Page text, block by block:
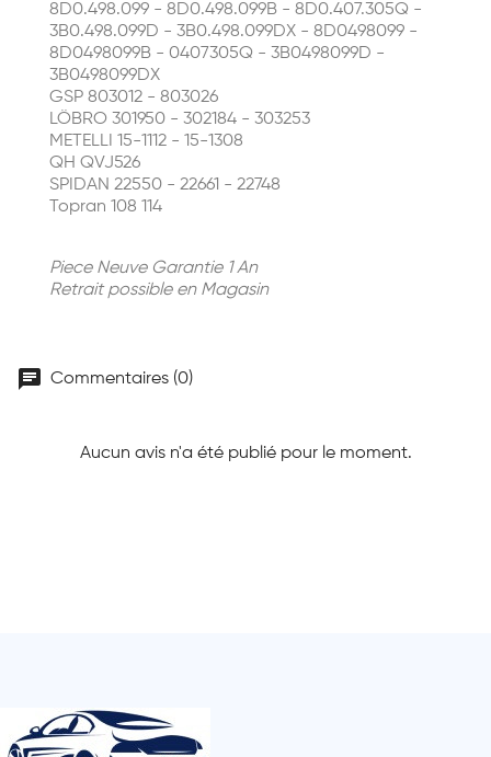
8D0.498.099 - 8D0.498.099B - 8D0.407.305Q -
3B0.498.099D - 3B0.498.099DX - 8D0498099 -
8D0498099B - 0407305Q - 3B0498099D -
3B0498099DX
GSP 803012 - 803026
LÖBRO 301950 - 302184 - 303253
METELLI 15-1112 - 15-1308
QH QVJ526
SPIDAN 22550 - 22661 - 22748
Topran 108 114
Piece Neuve Garantie 1 An
Retrait possible en Magasin
chat Commentaires (0)
Aucun avis n'a été publié pour le moment.